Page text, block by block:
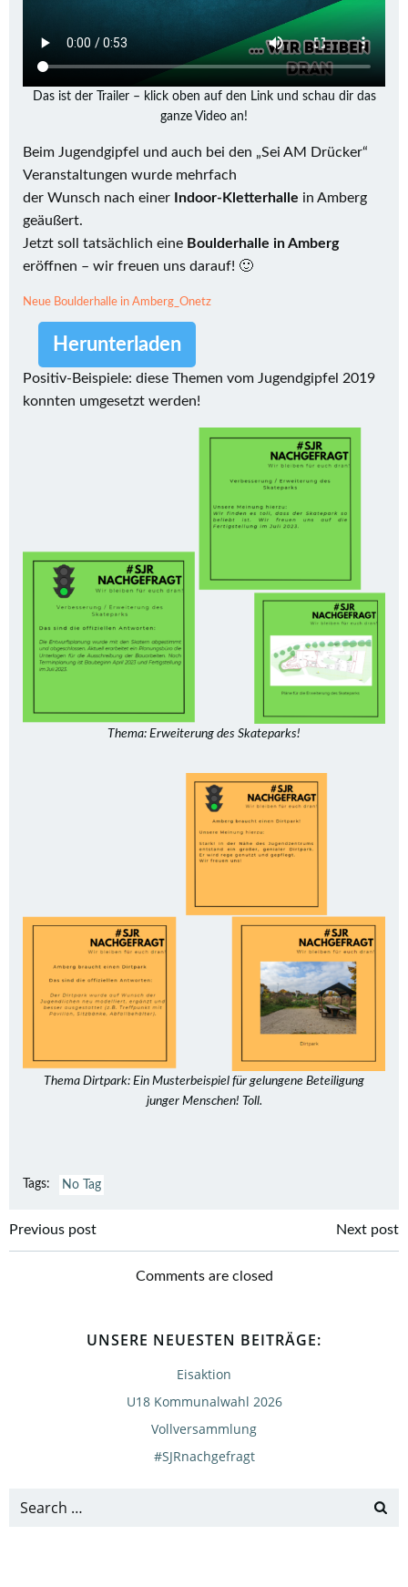
Das ist der Trailer – klick oben auf den Link und schau dir das
ganze Video an!
Beim Jugendgipfel und auch bei den „Sei AM Drücker“
Veranstaltungen wurde mehrfach
der Wunsch nach einer Indoor-Kletterhalle in Amberg
geäußert.
Jetzt soll tatsächlich eine Boulderhalle in Amberg
eröffnen – wir freuen uns darauf! 🙂
Neue Boulderhalle in Amberg_Onetz
Herunterladen
Positiv-Beispiele: diese Themen vom Jugendgipfel 2019
konnten umgesetzt werden!
Thema: Erweiterung des Skateparks!
Thema Dirtpark: Ein Musterbeispiel für gelungene Beteiligung
junger Menschen! Toll.
Tags: No Tag
Post
navigation
Previous post
navigation
Next post
Comments are closed
UNSERE NEUESTEN BEITRÄGE:
Eisaktion
U18 Kommunalwahl 2026
Vollversammlung
#SJRnachgefragt